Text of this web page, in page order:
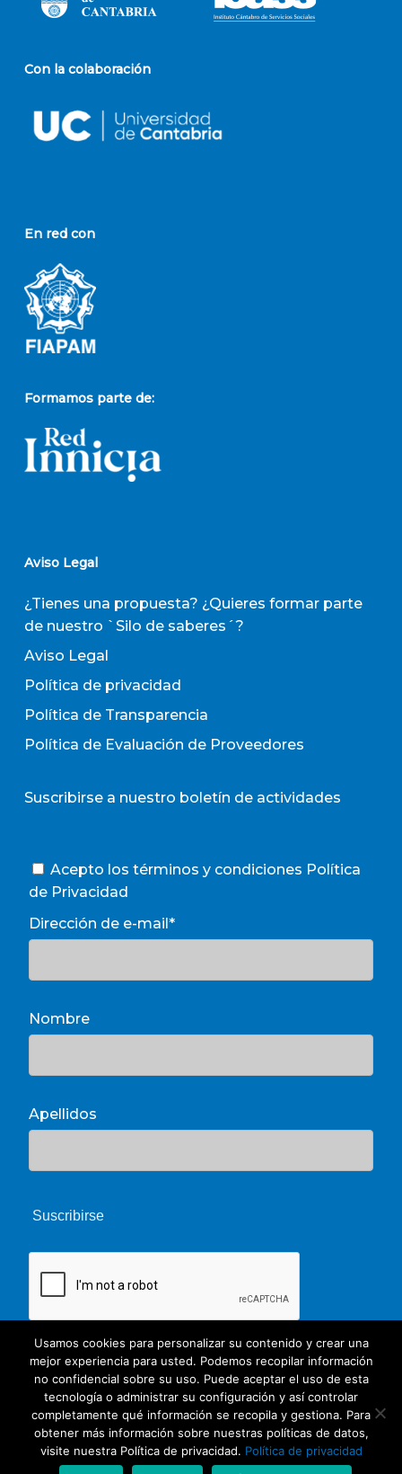
Con la colaboración
En red con
Formamos parte de:
Aviso Legal
¿Tienes una propuesta? ¿Quieres formar parte
de nuestro `Silo de saberes´?
Aviso Legal
Política de privacidad
Política de Transparencia
Política de Evaluación de Proveedores
Suscribirse a nuestro boletín de actividades
Acepto los términos y condiciones Política
de Privacidad
Dirección de e-mail*
Nombre
Apellidos
© 2026 Unate. CC Creative Commons
Usamos cookies para personalizar su contenido y crear una
mejor experiencia para usted. Podemos recopilar información
no confidencial sobre su uso. Puede aceptar el uso de esta
tecnología o administrar su configuración y así controlar
completamente qué información se recopila y gestiona. Para
obtener más información sobre nuestras políticas de datos,
visite nuestra Política de privacidad. Política de privacidad